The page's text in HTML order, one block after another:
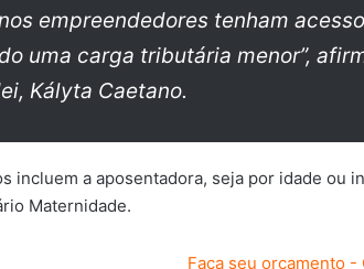
empreendedores tenham
uma carga tributária menor”,
Kályta Caetano.
incluem a aposentadora, seja por idade ou
Maternidade.